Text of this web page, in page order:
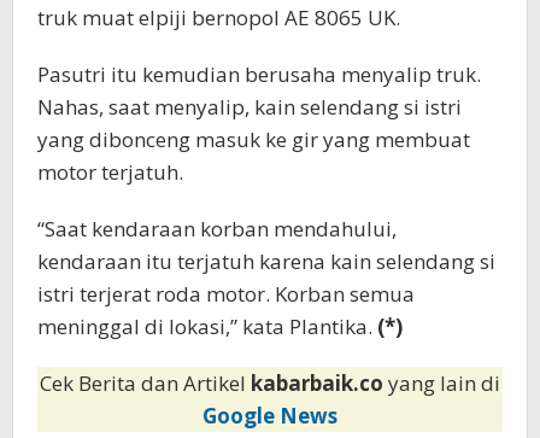
truk muat elpiji bernopol AE 8065 UK.
Pasutri itu kemudian berusaha menyalip truk.
Nahas, saat menyalip, kain selendang si istri
yang dibonceng masuk ke gir yang membuat
motor terjatuh.
“Saat kendaraan korban mendahului,
kendaraan itu terjatuh karena kain selendang si
istri terjerat roda motor. Korban semua
meninggal di lokasi,” kata Plantika. (*)
Cek Berita dan Artikel kabarbaik.co yang lain di
Google News